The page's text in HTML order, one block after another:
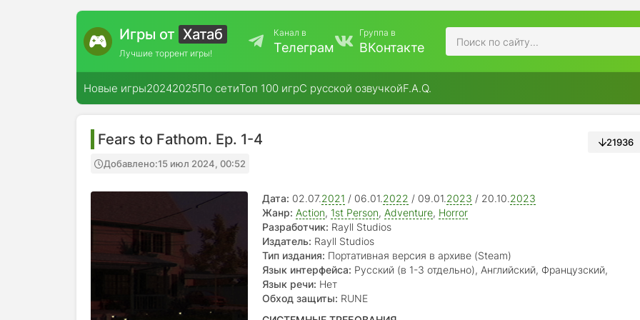
Игры от Хатаб
Лучшие торрент игры!
Канал в
Телеграм
Группа в
ВКонтакте
Новые игры20242025По сетиТоп 100 игрС русской озвучкойF.A.Q.
Fears to Fathom. Ep. 1-4
Добавлено:15 июл 2024, 00:52
21936
Дата: 02.07.2021 / 06.01.2022 / 09.01.2023 / 20.10.2023
Жанр: Action, 1st Person, Adventure, Horror
Разработчик: Rayll Studios
Издатель: Rayll Studios
Тип издания: Портативная версия в архиве (Steam)
Язык интерфейса: Русский (в 1-3 отдельно), Английский, Французский,
Немецкий, Португальский, Испанский
Язык речи: Нет
Обход защиты: RUNE